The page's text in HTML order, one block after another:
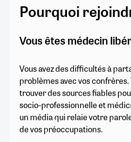
Pourquoi
Vous êtes médecin
Vous avez des difficultés à
problèmes avec vos confrères.
trouver des sources fiables
socio-professionnelle et
un média qui relaie votre
de vos préoccupations.